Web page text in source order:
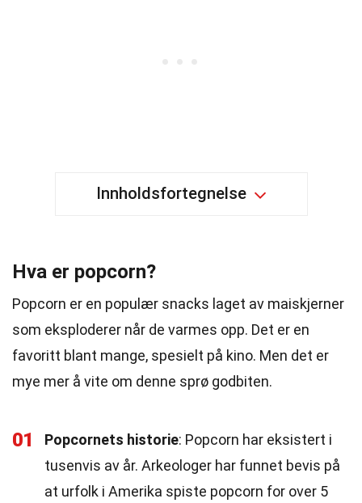
Innholdsfortegnelse
Hva er popcorn?
Popcorn er en populær snacks laget av maiskjerner
som eksploderer når de varmes opp. Det er en
favoritt blant mange, spesielt på kino. Men det er
mye mer å vite om denne sprø godbiten.
01 Popcornets historie: Popcorn har eksistert i
tusenvis av år. Arkeologer har funnet bevis på
at urfolk i Amerika spiste popcorn for over 5